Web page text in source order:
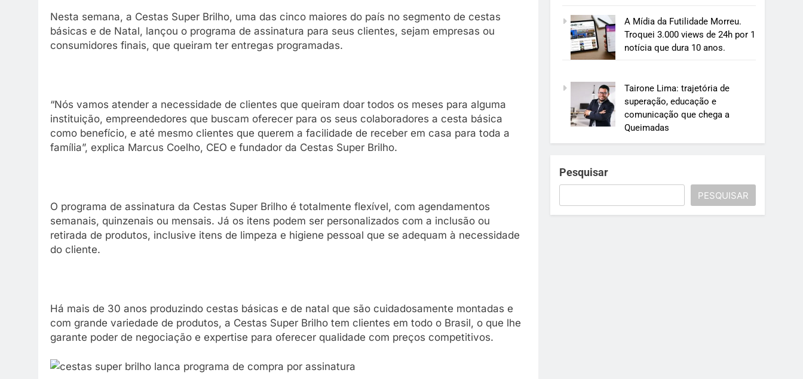
Nesta semana, a Cestas Super Brilho, uma das cinco maiores do país no segmento de cestas
básicas e de Natal, lançou o programa de assinatura para seus clientes, sejam empresas ou
consumidores finais, que queiram ter entregas programadas.
“Nós vamos atender a necessidade de clientes que queiram doar todos os meses para alguma
instituição, empreendedores que buscam oferecer para os seus colaboradores a cesta básica
como benefício, e até mesmo clientes que querem a facilidade de receber em casa para toda a
família”, explica Marcus Coelho, CEO e fundador da Cestas Super Brilho.
O programa de assinatura da Cestas Super Brilho é totalmente flexível, com agendamentos
semanais, quinzenais ou mensais. Já os itens podem ser personalizados com a inclusão ou
retirada de produtos, inclusive itens de limpeza e higiene pessoal que se adequam à necessidade
do cliente.
Há mais de 30 anos produzindo cestas básicas e de natal que são cuidadosamente montadas e
com grande variedade de produtos, a Cestas Super Brilho tem clientes em todo o Brasil, o que lhe
garante poder de negociação e expertise para oferecer qualidade com preços competitivos.
A Mídia da Futilidade Morreu.
Troquei 3.000 views de 24h por 1
notícia que dura 10 anos.
Tairone Lima: trajetória de
superação, educação e
comunicação que chega a
Queimadas
Pesquisar
PESQUISAR